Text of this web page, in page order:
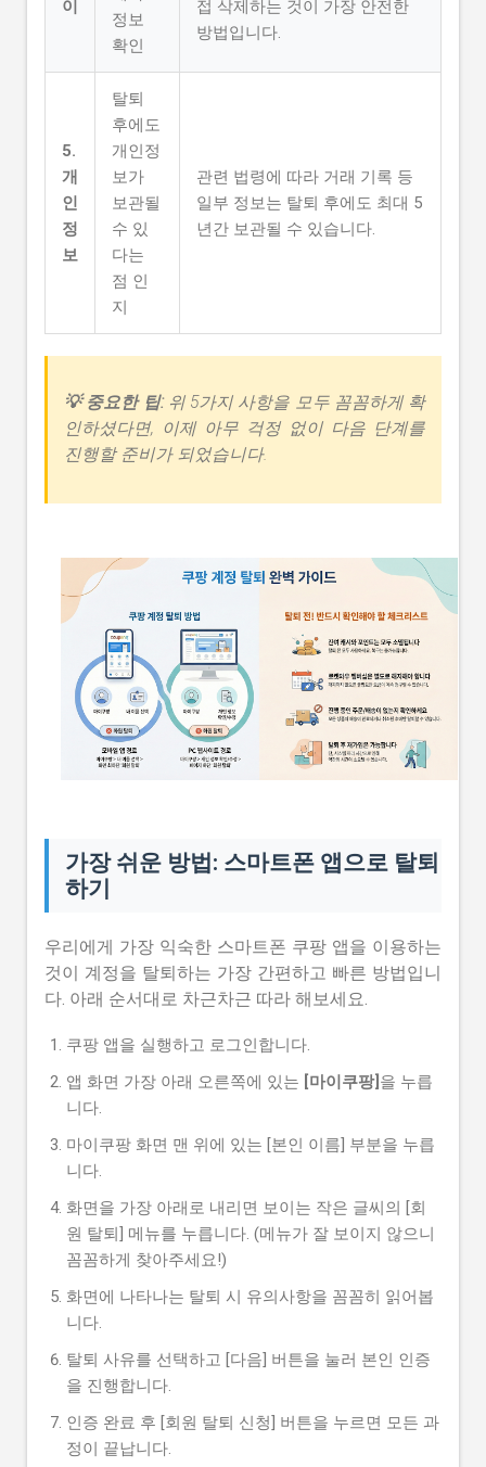
이
정보
확인
접 삭제하는 것이 가장 안전한
방법입니다.
5.
개
인
정
보
탈퇴
후에도
개인정
보가
보관될
수 있
다는
점 인
지
관련 법령에 따라 거래 기록 등
일부 정보는 탈퇴 후에도 최대 5
년간 보관될 수 있습니다.
💡 중요한 팁:위 5가지 사항을 모두 꼼꼼하게 확
인하셨다면, 이제 아무 걱정 없이 다음 단계를
진행할 준비가 되었습니다.
가장 쉬운 방법: 스마트폰 앱으로 탈퇴
하기
우리에게 가장 익숙한 스마트폰 쿠팡 앱을 이용하는
것이 계정을 탈퇴하는 가장 간편하고 빠른 방법입니
다. 아래 순서대로 차근차근 따라 해보세요.
쿠팡 앱을 실행하고 로그인합니다.
앱 화면 가장 아래 오른쪽에 있는 [마이쿠팡] 을 누릅
니다.
마이쿠팡 화면 맨 위에 있는 [본인 이름] 부분을 누릅
니다.
화면을 가장 아래로 내리면 보이는 작은 글씨의 [회
원 탈퇴] 메뉴를 누릅니다. (메뉴가 잘 보이지 않으니
꼼꼼하게 찾아주세요!)
화면에 나타나는 탈퇴 시 유의사항을 꼼꼼히 읽어봅
니다.
탈퇴 사유를 선택하고 [다음] 버튼을 눌러 본인 인증
을 진행합니다.
인증 완료 후 [회원 탈퇴 신청] 버튼을 누르면 모든 과
정이 끝납니다.